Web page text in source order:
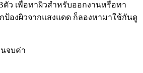
ว เพื่อทาผิวสำหรับออกงานหรือทา
ป้องผิวจากแสงแดด ก็ลองหามาใช้กันดู
จบค่า